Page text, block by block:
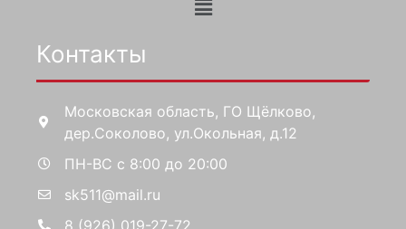
Контакты
Московская область, ГО Щёлково,
дер.Соколово, ул.Окольная, д.12
ПН-ВС с 8:00 до 20:00
sk511@mail.ru
8 (926) 019-27-72